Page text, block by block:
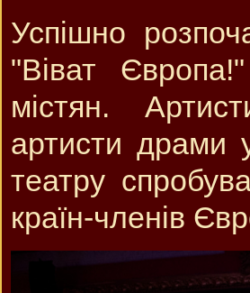
Успішно
"Віват
містян.
артисти драми
театру
країн-членів